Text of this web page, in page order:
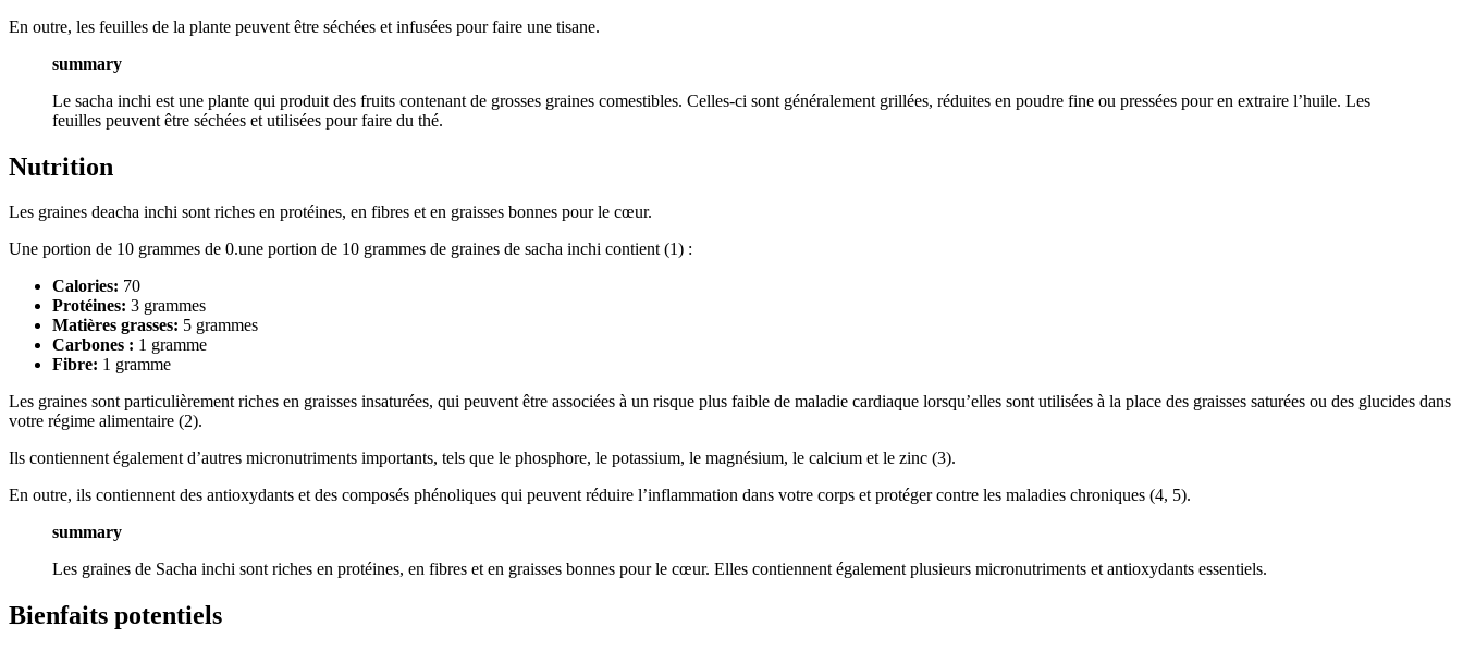
En outre, les feuilles de la plante peuvent être séchées et infusées pour faire une tisane.
summary
Le sacha inchi est une plante qui produit des fruits contenant de grosses graines comestibles. Celles-ci sont généralement grillées, réduites en poudre fine ou pressées pour en extraire l’huile. Les
feuilles peuvent être séchées et utilisées pour faire du thé.
Nutrition
Les graines deacha inchi sont riches en protéines, en fibres et en graisses bonnes pour le cœur.
Une portion de 10 grammes de 0.une portion de 10 grammes de graines de sacha inchi contient (1) :
Calories: 70
Protéines: 3 grammes
Matières grasses: 5 grammes
Carbones : 1 gramme
Fibre: 1 gramme
Les graines sont particulièrement riches en graisses insaturées, qui peuvent être associées à un risque plus faible de maladie cardiaque lorsqu’elles sont utilisées à la place des graisses saturées ou des glucides dans
votre régime alimentaire (2).
Ils contiennent également d’autres micronutriments importants, tels que le phosphore, le potassium, le magnésium, le calcium et le zinc (3).
En outre, ils contiennent des antioxydants et des composés phénoliques qui peuvent réduire l’inflammation dans votre corps et protéger contre les maladies chroniques (4, 5).
summary
Les graines de Sacha inchi sont riches en protéines, en fibres et en graisses bonnes pour le cœur. Elles contiennent également plusieurs micronutriments et antioxydants essentiels.
Bienfaits potentiels